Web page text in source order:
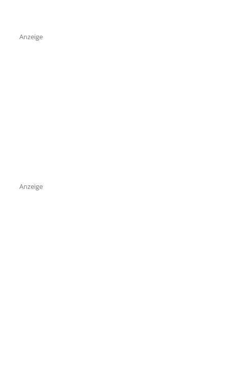
Anzeige
Anzeige